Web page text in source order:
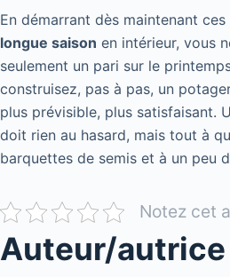
En démarrant dès maintenant ces
longue saison en intérieur, vous
seulement un pari sur le
construisez, pas à pas, un
plus prévisible, plus satisfaisant.
doit rien au hasard, mais tout à
barquettes de semis et à un peu
Notez cet
Auteur/autrice